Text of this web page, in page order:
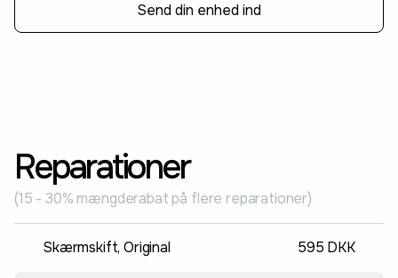
Send din enhed ind
Reparationer
(15 - 30% mængderabat på flere reparationer)
Skærmskift, Original 595 DKK